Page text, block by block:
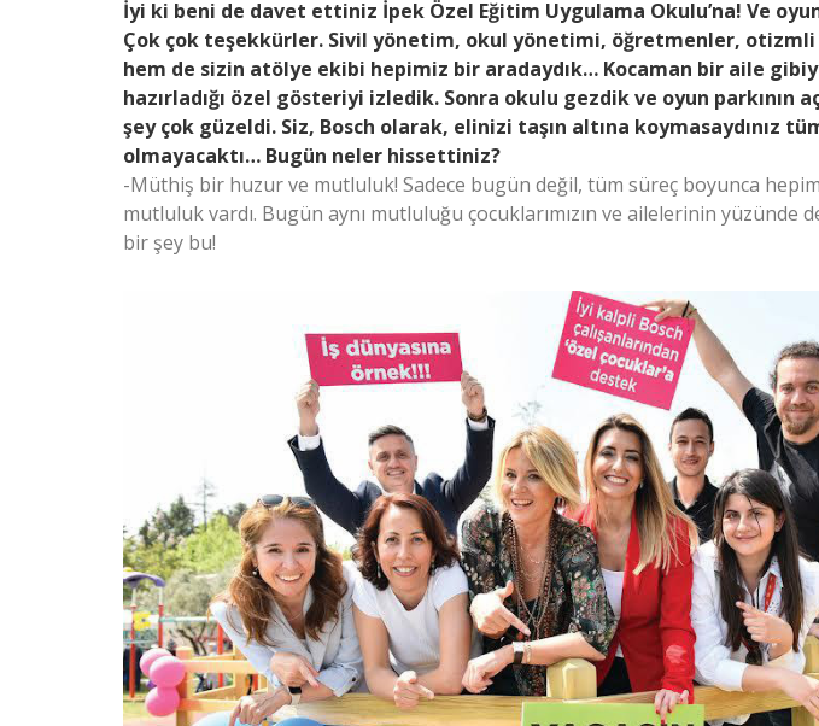
İyi ki beni de davet ettiniz İpek Özel Eğitim Uygulama Okulu’na! Ve oyun
Çok çok teşekkürler. Sivil yönetim, okul yönetimi, öğretmenler,
hem de sizin atölye ekibi hepimiz bir aradaydık… Kocaman bir aile
hazırladığı özel gösteriyi izledik. Sonra okulu gezdik ve oyun parkının
şey çok güzeldi. Siz, Bosch olarak, elinizi taşın altına koymasaydınız
olmayacaktı… Bugün neler hissettiniz?
-Müthiş bir huzur ve mutluluk! Sadece bugün değil, tüm süreç boyunca
mutluluk vardı. Bugün aynı mutluluğu çocuklarımızın ve ailelerinin yüzünde
bir şey bu!